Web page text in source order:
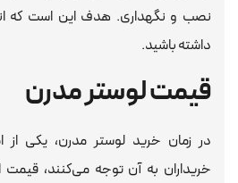
نصب و نگهداری. هدف این است که
داشته باشید.
قیمت لوستر مدرن
در زمان خرید لوستر مدرن، یکی
خریداران به آن توجه می‌کنند،